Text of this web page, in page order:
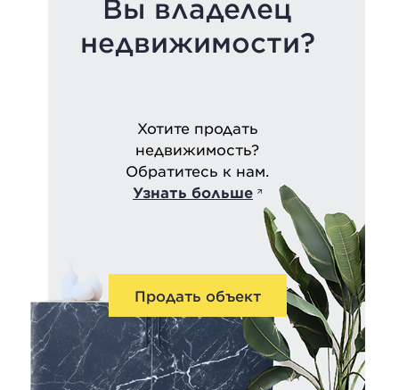
Вы владелец
недвижимости?
Хотите продать
недвижимость?
Обратитесь к нам.
Узнать больше
Продать объект